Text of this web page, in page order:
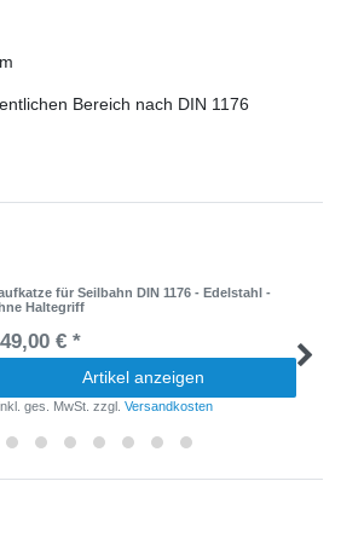
Bereich nach DIN 1176
für Seilbahn DIN 1176 - Edelstahl -
Haltegriff
€ *
Artikel anzeigen
ges. MwSt. zzgl.Versandkosten